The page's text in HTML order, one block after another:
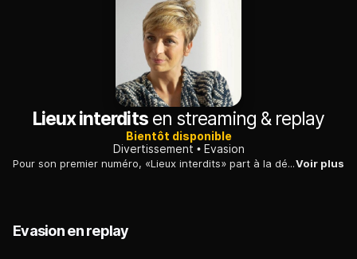
Lieux interditsen streaming & replay
Bientôt disponible
Divertissement
Evasion
Pour son premier numéro, «Lieux interdits» part à la découverte de plusieurs endroits exceptionnels, où les caméras sont très rarement admises.Voir plus
Evasion en replay